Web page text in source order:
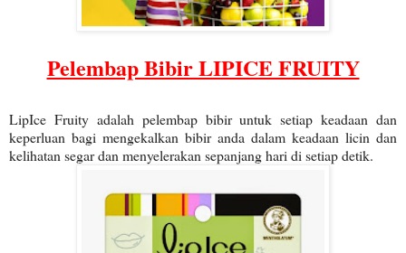
Pelembap Bibir LIPICE FRUITY
LipIce Fruity adalah pelembap bibir untuk setiap keadaan dan
keperluan bagi mengekalkan bibir anda dalam keadaan licin dan
kelihatan segar dan menyelerakan sepanjang hari di setiap detik.